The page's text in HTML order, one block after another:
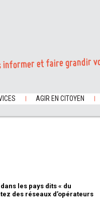
informer et faire grandir
AGIR EN CITOYEN
les pays dits « du
des réseaux d’opérateurs